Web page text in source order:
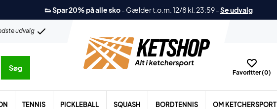
👟 Spar 20% på alle sko- Gælder t.o.m. 12/8 kl. 23:59-Se udvalg
udvalg
Søg
Favoritter (0)
TENNIS PICKLEBALL SQUASH BORDTENNIS OM KETCHERSPORT